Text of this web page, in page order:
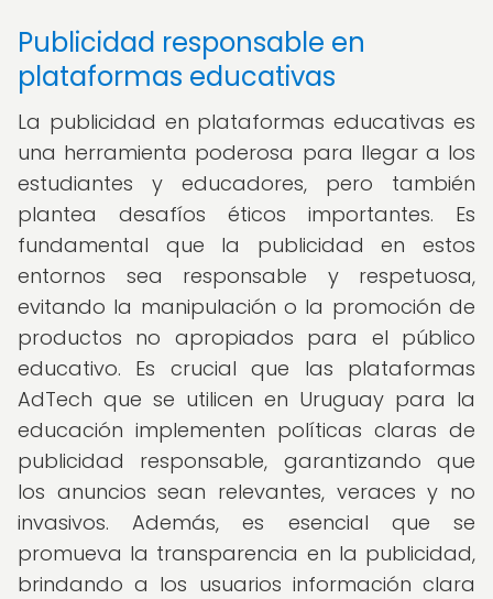
Publicidad responsable en
plataformas educativas
La publicidad en plataformas educativas es
una herramienta poderosa para llegar a los
estudiantes y educadores, pero también
plantea desafíos éticos importantes. Es
fundamental que la publicidad en estos
entornos sea responsable y respetuosa,
evitando la manipulación o la promoción de
productos no apropiados para el público
educativo. Es crucial que las plataformas
AdTech que se utilicen en Uruguay para la
educación implementen políticas claras de
publicidad responsable, garantizando que
los anuncios sean relevantes, veraces y no
invasivos. Además, es esencial que se
promueva la transparencia en la publicidad,
brindando a los usuarios información clara